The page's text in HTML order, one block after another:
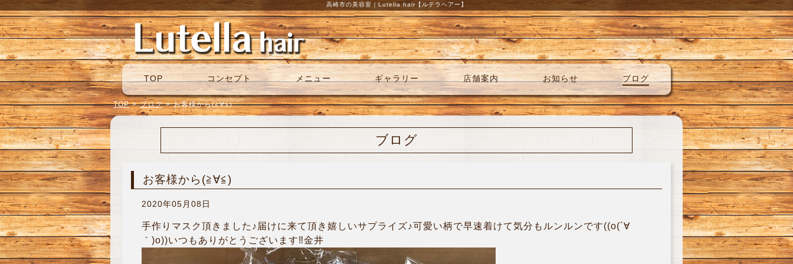
高崎市の美容室｜Lutella hair【ルテラヘアー】
TOP コンセプト メニュー ギャラリー 店舗案内 お知らせ ブログ
TOP > ブログ > お客様から(≧∀≦)
ブログ
お客様から(≧∀≦)
2020年05月08日
手作りマスク頂きました♪届けに来て頂き嬉しいサプライズ♪可愛い柄で早速着けて気分もルンルンです((o(´∀
｀)o))いつもありがとうございます‼︎金井